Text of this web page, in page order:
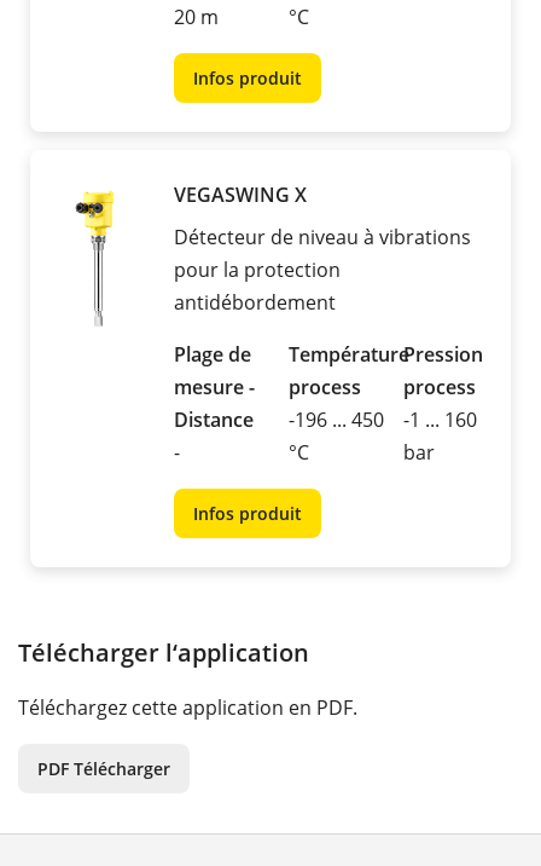
20 m
°C
Infos produit
VEGASWING X
Détecteur de niveau à vibrations
pour la protection
antidébordement
Plage de
mesure -
Distance
-
Température
process
-196 ... 450
°C
Pression
process
-1 ... 160
bar
Infos produit
Télécharger l‘application
Téléchargez cette application en PDF.
PDF Télécharger